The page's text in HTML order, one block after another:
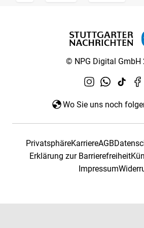
© NPG Digital GmbH
Wo Sie uns noch
PrivatsphäreKarriereAGB
Erklärung zur Barrierefreiheit
Impressum